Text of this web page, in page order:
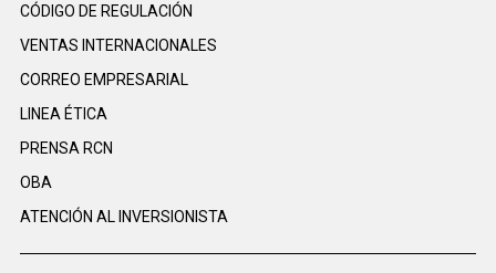
CÓDIGO DE REGULACIÓN
VENTAS INTERNACIONALES
CORREO EMPRESARIAL
LINEA ÉTICA
PRENSA RCN
OBA
ATENCIÓN AL INVERSIONISTA